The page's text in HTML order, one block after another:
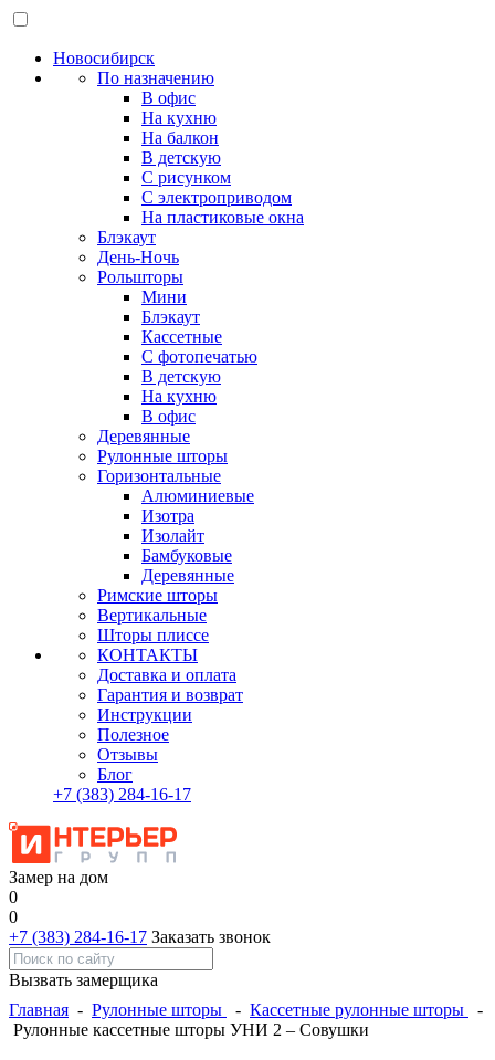
Новосибирск
По назначению
В офис
На кухню
На балкон
В детскую
С рисунком
С электроприводом
На пластиковые окна
Блэкаут
День-Ночь
Рольшторы
Мини
Блэкаут
Кассетные
С фотопечатью
В детскую
На кухню
В офис
Деревянные
Рулонные шторы
Горизонтальные
Алюминиевые
Изотра
Изолайт
Бамбуковые
Деревянные
Римские шторы
Вертикальные
Шторы плиссе
КОНТАКТЫ
Доставка и оплата
Гарантия и возврат
Инструкции
Полезное
Отзывы
Блог
+7 (383) 284-16-17
Замер на дом
0
0
+7 (383) 284-16-17 Заказать звонок
Вызвать замерщика
Главная - Рулонные шторы - Кассетные рулонные шторы
-
Рулонные кассетные шторы УНИ 2 – Совушки